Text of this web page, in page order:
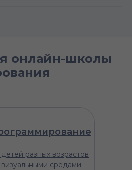
онлайн-школы
разных возрастов
средами